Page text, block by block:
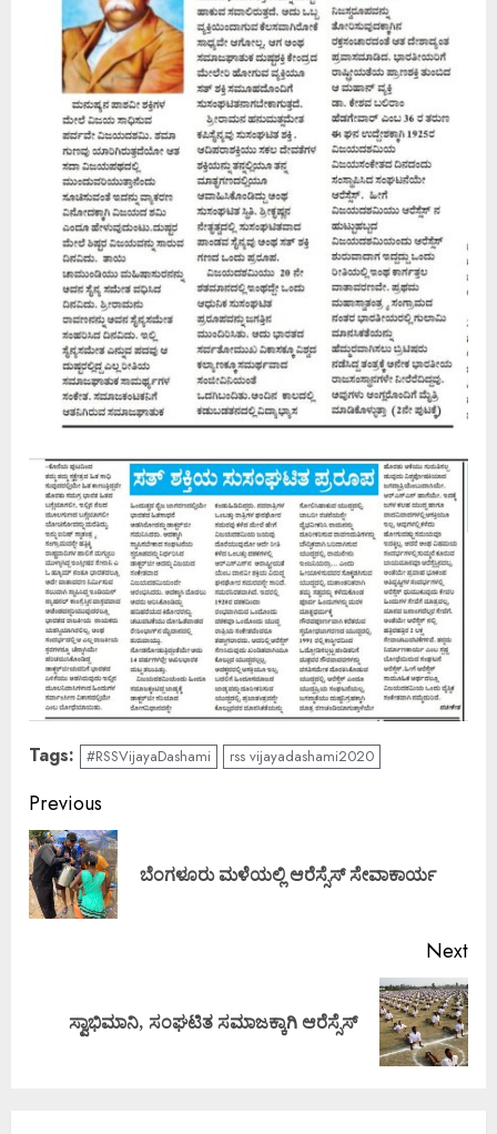
Tags: #RSSVijayaDashami rss vijayadashami2020
Continue
Reading
Previous
ಬೆಂಗಳೂರು ಮಳೆಯಲ್ಲಿ ಆರೆಸ್ಸೆಸ್ ಸೇವಾಕಾರ್ಯ
Next
Nextಸ್ವಾಭಿಮಾನಿ, ಸಂಘಟಿತ ಸಮಾಜಕ್ಕಾಗಿ ಆರೆಸ್ಸೆಸ್